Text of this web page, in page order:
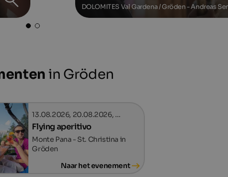
DOLOMITES Val Gardena / Gröden - Andreas
in Gröden
13.08.2026, 20.08.2026, …
Flying aperitivo
Monte Pana - St. Christina in
Gröden
Naar het evenement